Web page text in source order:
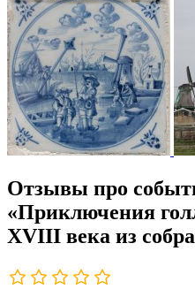
Отзывы про
«Приключения
XVIII века из